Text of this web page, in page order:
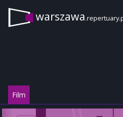
warszawa
Film